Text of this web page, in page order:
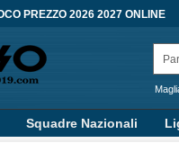
PREZZO 2026 2027 ONLINE
Squadre Nazionali